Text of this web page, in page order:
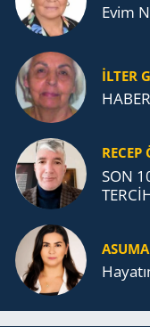
Evim
İLTER
RECEP
SON